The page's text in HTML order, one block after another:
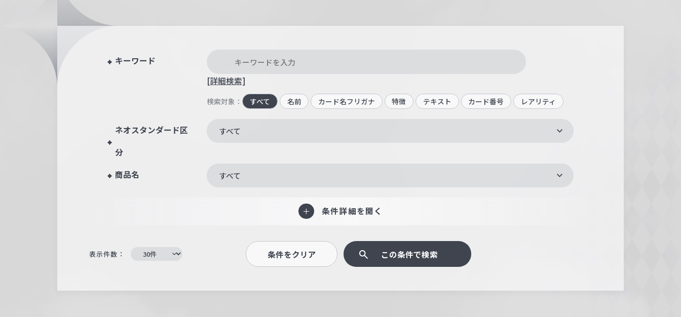
キーワード
[詳細検索]
検索対象： すべて 名前 カード名フリガナ 特徴 テキスト カード番号 レアリティ
ネオスタンダード区
分
すべて
商品名 すべて
条件詳細を開く
表示件数： 条件をクリア この条件で検索